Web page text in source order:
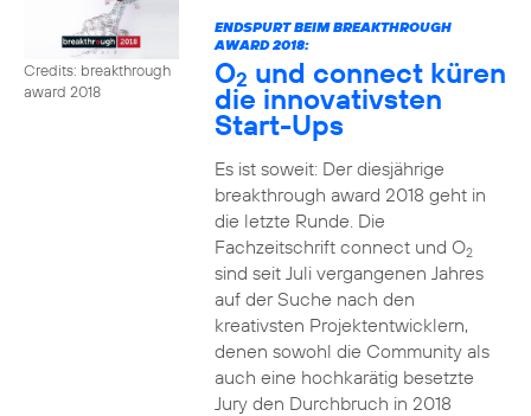
Credits: breakthrough
award 2018
ENDSPURT BEIM BREAKTHROUGH
AWARD 2018:
O2 und connect küren
die innovativsten
Start-Ups
Es ist soweit: Der diesjährige
breakthrough award 2018 geht in
die letzte Runde. Die
Fachzeitschrift connect und O2
sind seit Juli vergangenen Jahres
auf der Suche nach den
kreativsten Projektentwicklern,
denen sowohl die Community als
auch eine hochkarätig besetzte
Jury den Durchbruch in 2018